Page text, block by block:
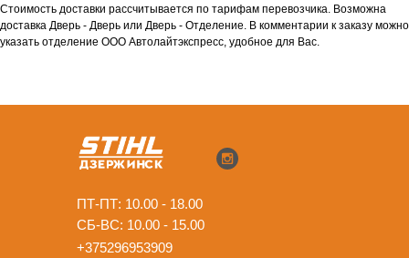
Стоимость доставки рассчитывается по тарифам перевозчика. Возможна
доставка Дверь - Дверь или Дверь - Отделение. В комментарии к заказу можно
указать отделение ООО Автолайтэкспресс, удобное для Вас.
ПТ-ПТ: 10.00 - 18.00
СБ-ВС: 10.00 - 15.00
+375296953909